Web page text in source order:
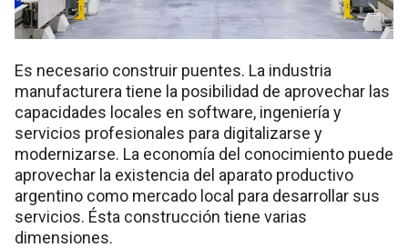
Es necesario construir puentes. La industria
manufacturera tiene la posibilidad de aprovechar las
capacidades locales en software, ingeniería y
servicios profesionales para digitalizarse y
modernizarse. La economía del conocimiento puede
aprovechar la existencia del aparato productivo
argentino como mercado local para desarrollar sus
servicios. Ésta construcción tiene varias
dimensiones.